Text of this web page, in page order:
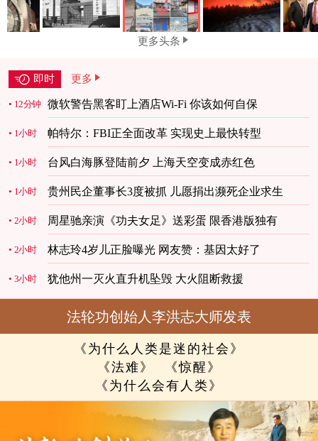
更多头条
即时 更多
12分钟 微软警告黑客盯上酒店Wi-Fi 你该如何自保
1小时 帕特尔：FBI正全面改革 实现史上最快转型
1小时 台风白海豚登陆前夕 上海天空变成赤红色
1小时 贵州民企董事长3度被抓 儿愿捐出濒死企业求生
2小时 周星驰亲演《功夫女足》送彩蛋 限香港版独有
2小时 林志玲4岁儿正脸曝光 网友赞：基因太好了
3小时 犹他州一灭火直升机坠毁 大火阻断救援
法轮功创始人李洪志大师发表
《为什么人类是迷的社会》
《法难》
《惊醒》
《为什么会有人类》